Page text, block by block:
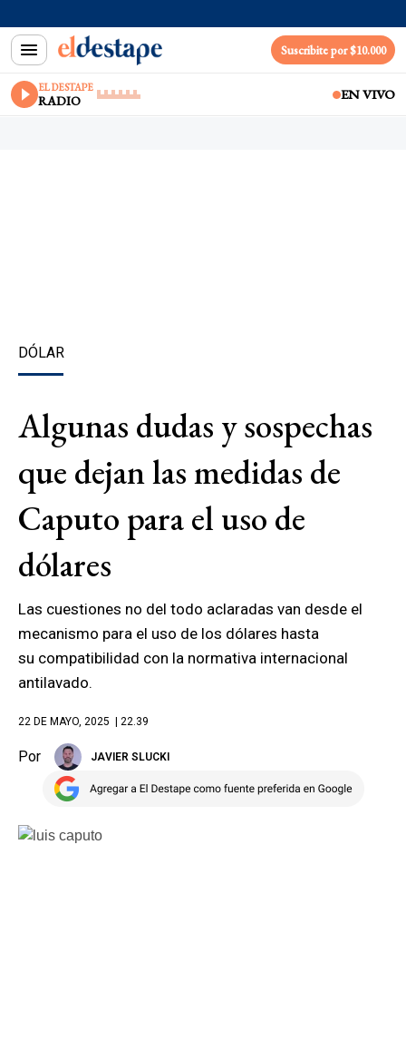
Suscribite por $10.000
EL DESTAPE
RADIO EN VIVO
DÓLAR
Algunas dudas y sospechas
que dejan las medidas de
Caputo para el uso de
dólares
Las cuestiones no del todo aclaradas van desde el
mecanismo para el uso de los dólares hasta
su compatibilidad con la normativa internacional
antilavado.
22 DE MAYO, 2025 | 22.39
Por JAVIER SLUCKI